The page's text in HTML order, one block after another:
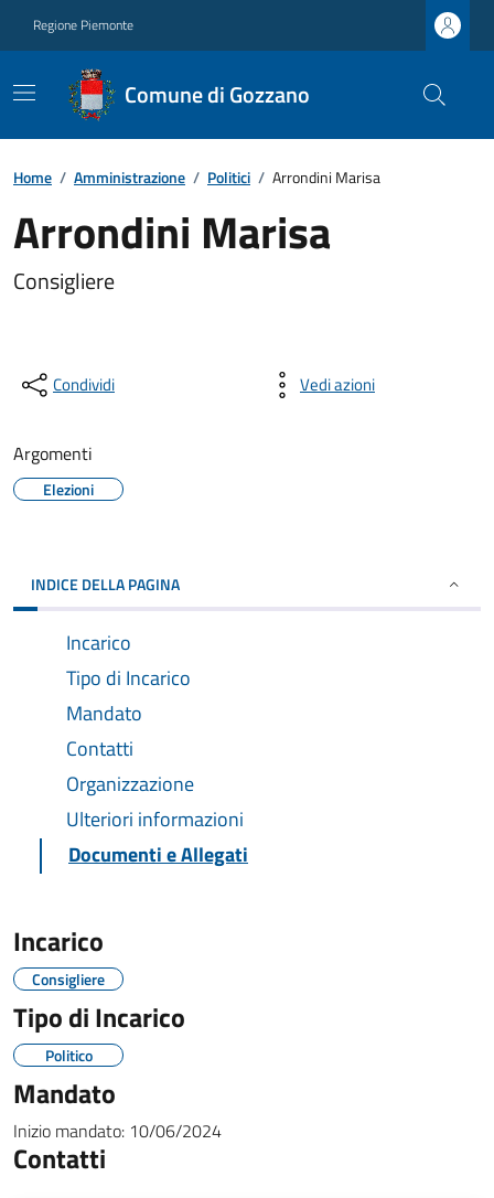
Regione Piemonte
Comune di Gozzano
Home / Amministrazione / Politici / Arrondini Marisa
Arrondini Marisa
Consigliere
Condividi Vedi azioni
Argomenti
Elezioni
INDICE DELLA PAGINA
Incarico
Tipo di Incarico
Mandato
Contatti
Organizzazione
Ulteriori informazioni
Documenti e Allegati
Incarico
Consigliere
Tipo di Incarico
Politico
Mandato
Inizio mandato: 10/06/2024
Contatti